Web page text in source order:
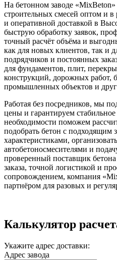
На бетонном заводе
строительных смесей оптом и в
и оперативной доставкой в
быструю обработку заявок,
точный расчёт объёма и
как для новых клиентов, так и
подрядчиков и постоянных
для фундаментов, плит,
конструкций, дорожных работ,
промышленных объектов и
Работая без посредников, мы
цены и гарантируем
необходимости поможем
подобрать бетон с подходящим
характеристиками,
автобетоносмесителями и
проверенный поставщик
заказа, точной логистикой и
сопровождением, компания
партнёром для разовых и
Калькулятор
Укажите адрес доставки:
Адрес завода